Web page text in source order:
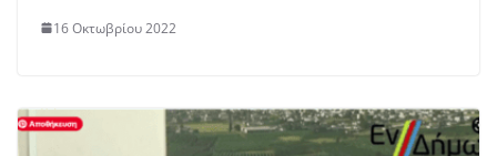
16 Οκτωβρίου 2022